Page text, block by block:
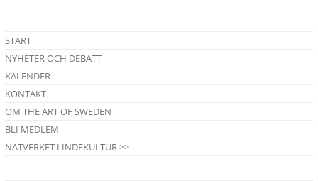
START
NYHETER OCH DEBATT
KALENDER
KONTAKT
OM THE ART OF SWEDEN
BLI MEDLEM
NÄTVERKET LINDEKULTUR >>